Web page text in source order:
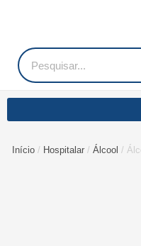
conteúdoPesquisar
Início/ Hospitalar/ Álcool /